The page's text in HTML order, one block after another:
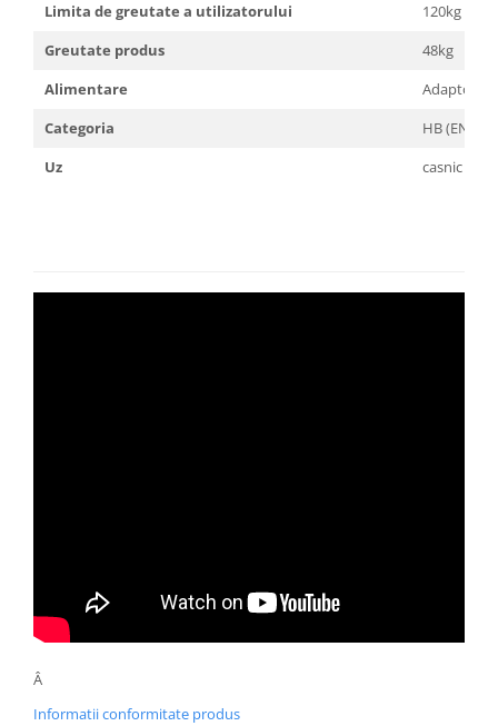
Limita de greutate a utilizatorului
120kg
Greutate produs
48kg
Alimentare
Adaptor AC
Categoria
HB (EN957)
Uz
casnic si
Â
Informatii conformitate produs